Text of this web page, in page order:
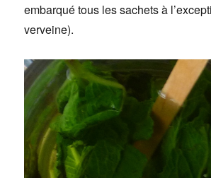
embarqué tous les sachets à
verveine).